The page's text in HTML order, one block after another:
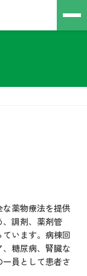
な薬物療法を提供
、調剤、薬剤管
います。病棟回
糖尿病、腎臓な
員として患者さ